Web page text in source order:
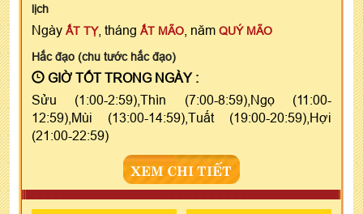
lịch
Ngày ẤT TỴ, tháng ẤT MÃO , năm QUÝ MÃO
Hắc đạo (chu tước hắc đạo)
GIỜ TỐT TRONG NGÀY :
Sửu (1:00-2:59),Thìn (7:00-8:59),Ngọ (11:00-
12:59),Mùi (13:00-14:59),Tuất (19:00-20:59),Hợi
(21:00-22:59)
XEM CHI TIẾT